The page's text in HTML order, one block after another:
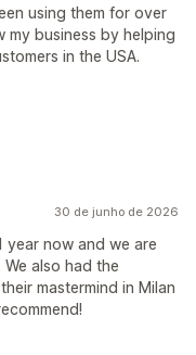
using them for over
my business by helping
in the USA.
30 de junho de 2026
year now and we are
also had the
mastermind in Milan